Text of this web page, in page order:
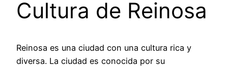
Cultura de Reinosa
Reinosa es una ciudad con una cultura rica y
diversa. La ciudad es conocida por su